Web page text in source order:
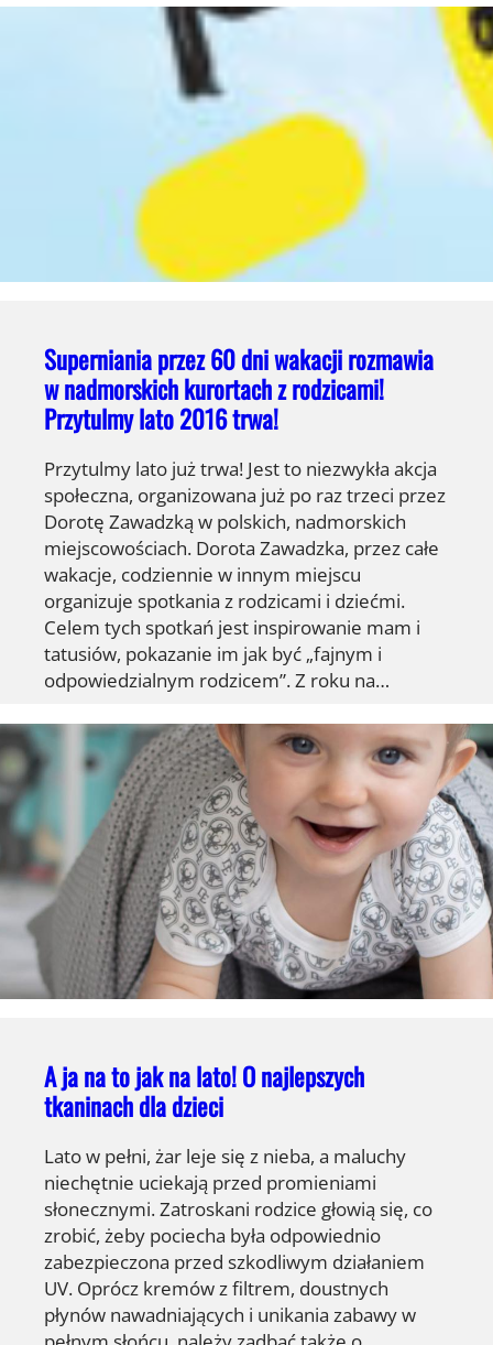
Superniania przez 60 dni wakacji rozmawia
w nadmorskich kurortach z rodzicami!
Przytulmy lato 2016 trwa!
Przytulmy lato już trwa! Jest to niezwykła akcja
społeczna, organizowana już po raz trzeci przez
Dorotę Zawadzką w polskich, nadmorskich
miejscowościach. Dorota Zawadzka, przez całe
wakacje, codziennie w innym miejscu
organizuje spotkania z rodzicami i dziećmi.
Celem tych spotkań jest inspirowanie mam i
tatusiów, pokazanie im jak być „fajnym i
odpowiedzialnym rodzicem”. Z roku na…
A ja na to jak na lato! O najlepszych
tkaninach dla dzieci
Lato w pełni, żar leje się z nieba, a maluchy
niechętnie uciekają przed promieniami
słonecznymi. Zatroskani rodzice głowią się, co
zrobić, żeby pociecha była odpowiednio
zabezpieczona przed szkodliwym działaniem
UV. Oprócz kremów z filtrem, doustnych
płynów nawadniających i unikania zabawy w